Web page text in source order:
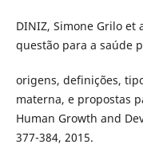
DINIZ, Simone Grilo et
questão para a saúde
origens, definições,
materna, e propostas
Human Growth and
377-384, 2015.